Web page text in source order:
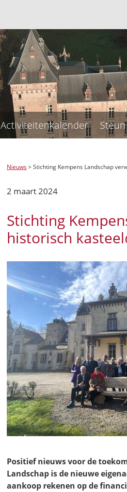
Activiteitenkalender
Nieuws>Stichting Kempens Landschap
2 maart 2024
Stichting
historisch
Positief nieuws voor de
Landschap is de nieuwe
aankoop rekenen op de